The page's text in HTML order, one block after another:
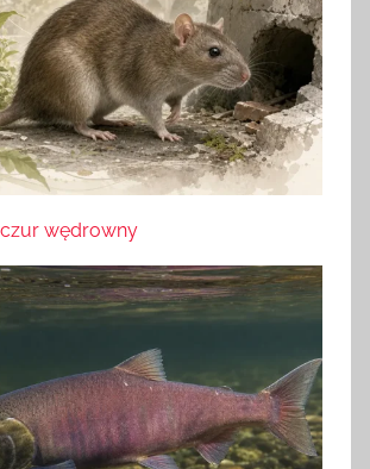
wędrowny